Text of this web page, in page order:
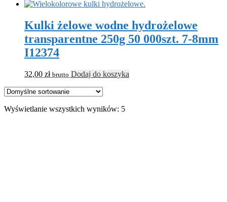
Kulki żelowe wodne hydrożelowe
transparentne 250g 50 000szt. 7-8mm
I12374
32,00 zł brutto Dodaj do koszyka
Wyświetlanie wszystkich wyników: 5